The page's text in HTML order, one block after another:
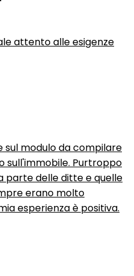
attento alle esigenze
modulo da compilare
sull'immobile. Purtroppo
parte delle ditte e quelle
erano molto
esperienza è positiva.